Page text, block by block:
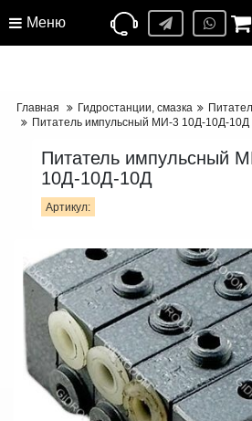
Меню
Главная Гидростанции, смазка
Питатель импульсный МИ-3 10Д-10Д-10Д
Питатель импульсный
10Д-10Д-10Д
Артикул: